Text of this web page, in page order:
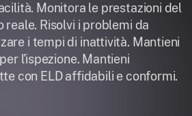
Monitora le prestazioni del
reale. Risolvi i problemi da
i tempi di inattività. Mantieni
l'ispezione. Mantieni
con ELD affidabili e conformi.